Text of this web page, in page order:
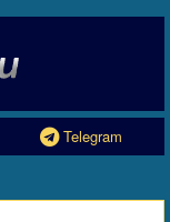
Telegram